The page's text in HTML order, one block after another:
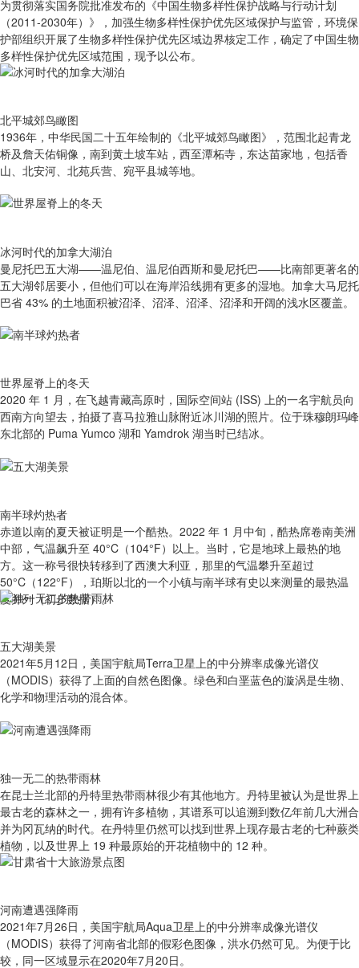
为贯彻落实国务院批准发布的《中国生物多样性保护战略与行动计划
（2011-2030年）》，加强生物多样性保护优先区域保护与监管，环境保
护部组织开展了生物多样性保护优先区域边界核定工作，确定了中国生物
多样性保护优先区域范围，现予以公布。
北平城郊鸟瞰图
1936年，中华民国二十五年绘制的《北平城郊鸟瞰图》，范围北起青龙
桥及詹天佑铜像，南到黄土坡车站，西至潭柘寺，东达苗家地，包括香
山、北安河、北苑兵营、宛平县城等地。
冰河时代的加拿大湖泊
曼尼托巴五大湖——温尼伯、温尼伯西斯和曼尼托巴——比南部更著名的
五大湖邻居要小，但他们可以在海岸沿线拥有更多的湿地。加拿大马尼托
巴省 43% 的土地面积被沼泽、沼泽、沼泽、沼泽和开阔的浅水区覆盖。
世界屋脊上的冬天
2020 年 1 月，在飞越青藏高原时，国际空间站 (ISS) 上的一名宇航员向
西南方向望去，拍摄了喜马拉雅山脉附近冰川湖的照片。位于珠穆朗玛峰
东北部的 Puma Yumco 湖和 Yamdrok 湖当时已结冰。
南半球灼热者
赤道以南的夏天被证明是一个酷热。2022 年 1 月中旬，酷热席卷南美洲
中部，气温飙升至 40°C（104°F）以上。当时，它是地球上最热的地
方。这一称号很快转移到了西澳大利亚，那里的气温攀升至超过
50°C（122°F），珀斯以北的一个小镇与南半球有史以来测量的最热温
度并列（初步数据）。
五大湖美景
2021年5月12日，美国宇航局Terra卫星上的中分辨率成像光谱仪
（MODIS）获得了上面的自然色图像。绿色和白垩蓝色的漩涡是生物、
化学和物理活动的混合体。
独一无二的热带雨林
在昆士兰北部的丹特里热带雨林很少有其他地方。丹特里被认为是世界上
最古老的森林之一，拥有许多植物，其谱系可以追溯到数亿年前几大洲合
并为冈瓦纳的时代。在丹特里仍然可以找到世界上现存最古老的七种蕨类
植物，以及世界上 19 种最原始的开花植物中的 12 种。
河南遭遇强降雨
2021年7月26日，美国宇航局Aqua卫星上的中分辨率成像光谱仪
（MODIS）获得了河南省北部的假彩色图像，洪水仍然可见。为便于比
较，同一区域显示在2020年7月20日。